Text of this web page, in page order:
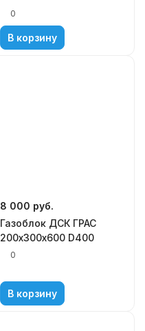
0
В корзину
8 000 руб.
Газоблок ДСК ГРАС
200х300х600 D400
0
В корзину